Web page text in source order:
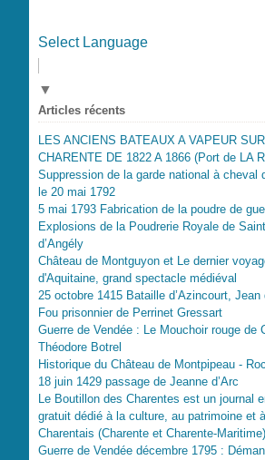
Select Language
▼
Articles récents
LES ANCIENS BATEAUX A VAPEUR
CHARENTE DE 1822 A 1866 (Port de LA
Suppression de la garde national à cheval
le 20 mai 1792
5 mai 1793 Fabrication de la poudre de
Explosions de la Poudrerie Royale de
d’Angély
Château de Montguyon et Le dernier
d'Aquitaine, grand spectacle médiéval
25 octobre 1415 Bataille d’Azincourt, Jean
Fou prisonnier de Perrinet Gressart
Guerre de Vendée : Le Mouchoir rouge de
Théodore Botrel
Historique du Château de Montpipeau -
18 juin 1429 passage de Jeanne d’Arc
Le Boutillon des Charentes est un journal
gratuit dédié à la culture, au patrimoine et
Charentais (Charente et Charente-
Guerre de Vendée décembre 1795 :